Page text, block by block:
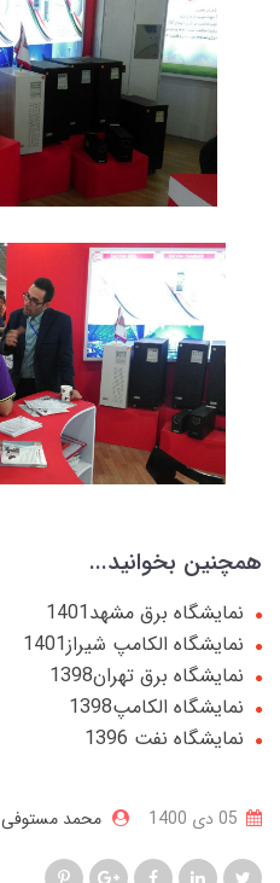
همچنین بخوانید...
نمایشگاه برق مشهد1401
نمایشگاه الکامپ شیراز1401
نمایشگاه برق تهران1398
نمایشگاه الکامپ1398
نمایشگاه نفت 1396
محمد مستوفی